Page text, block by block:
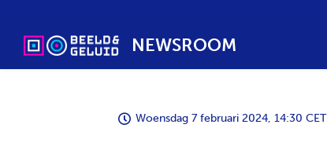
NEWSROOM
Woensdag 7 februari 2024, 14:30 CET